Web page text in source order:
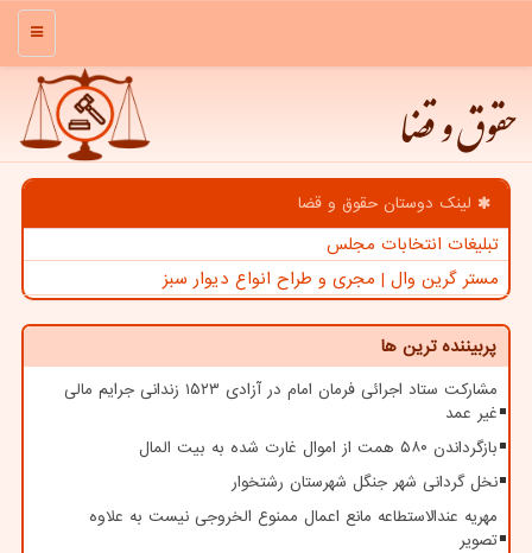
منو
حقوق و قضا
لینک دوستان حقوق و قضا
تبلیغات انتخابات مجلس
مستر گرین وال | مجری و طراح انواع دیوار سبز
پربیننده ترین ها
مشارکت ستاد اجرائی فرمان امام در آزادی ۱۵۲۳ زندانی جرایم مالی
غیر عمد
بازگرداندن ۵۸۰ همت از اموال غارت شده به بیت المال
نخل گردانی شهر جنگل شهرستان رشتخوار
مهریه عندالاستطاعه مانع اعمال ممنوع الخروجی نیست به علاوه
تصویر